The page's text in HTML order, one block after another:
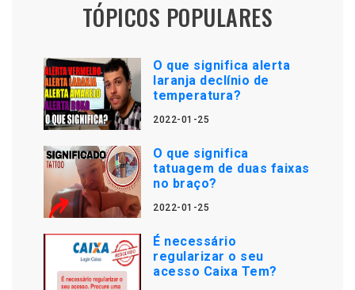
TÓPICOS POPULARES
O que significa alerta
laranja declínio de
temperatura?
2022-01-25
O que significa
tatuagem de duas faixas
no braço?
2022-01-25
É necessário
regularizar o seu
acesso Caixa Tem?